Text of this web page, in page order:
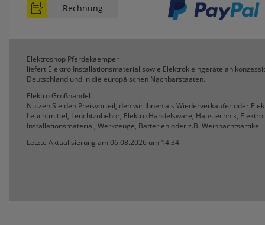
Rechnung
Elektroshop Pferdekaemper
liefert Elektro Installationsmaterial sowie Elektrokleingeräte an
Deutschland und in die europäischen Nachbarstaaten.
Elektro Großhandel
Nutzen Sie den Preisvorteil, den wir Ihnen als Wiederverkäufer oder
Leuchtmittel, Leuchtzubehör, Elektro Handelsware, Haustechnik,
Installationsmaterial, Werkzeuge, Batterien oder z.B. Weihnachtsartikel
Letzte Aktualisierung am 06.08.2026 um 14:34